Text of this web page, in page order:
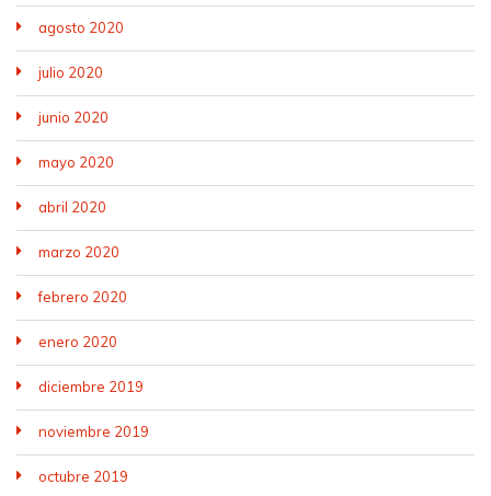
agosto 2020
julio 2020
junio 2020
mayo 2020
abril 2020
marzo 2020
febrero 2020
enero 2020
diciembre 2019
noviembre 2019
octubre 2019